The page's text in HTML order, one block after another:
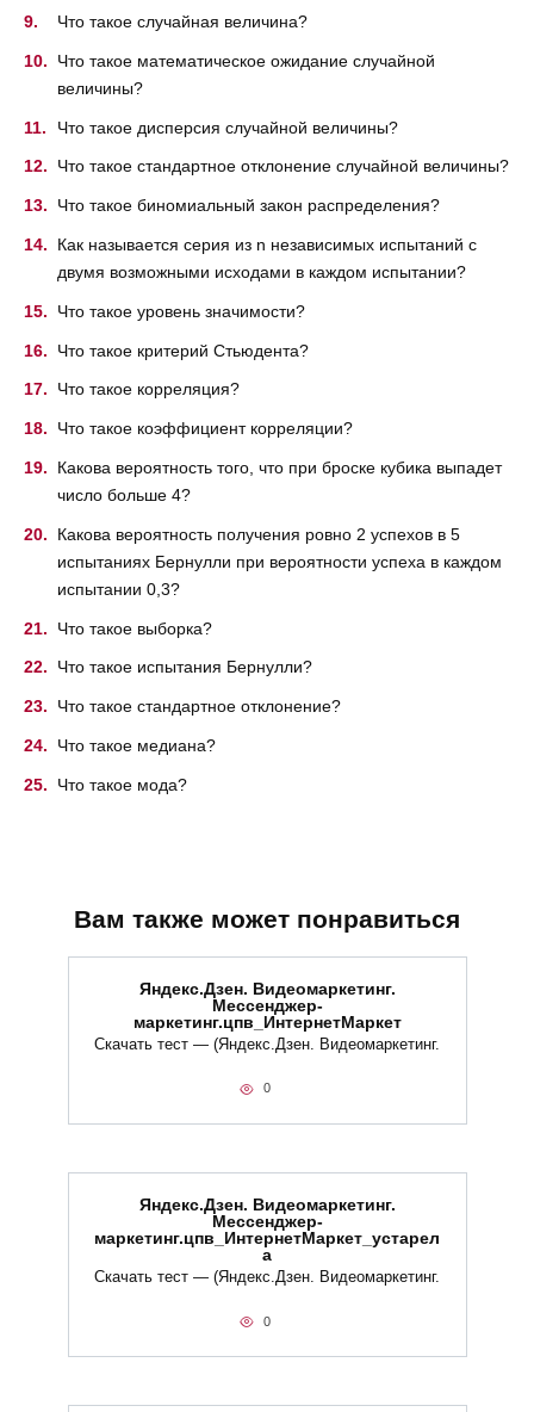
Что такое случайная величина?
Что такое математическое ожидание случайной
величины?
Что такое дисперсия случайной величины?
Что такое стандартное отклонение случайной величины?
Что такое биномиальный закон распределения?
Как называется серия из n независимых испытаний с
двумя возможными исходами в каждом испытании?
Что такое уровень значимости?
Что такое критерий Стьюдента?
Что такое корреляция?
Что такое коэффициент корреляции?
Какова вероятность того, что при броске кубика выпадет
число больше 4?
Какова вероятность получения ровно 2 успехов в 5
испытаниях Бернулли при вероятности успеха в каждом
испытании 0,3?
Что такое выборка?
Что такое испытания Бернулли?
Что такое стандартное отклонение?
Что такое медиана?
Что такое мода?
Вам также может понравиться
Яндекс.Дзен. Видеомаркетинг.
Мессенджер-
маркетинг.цпв_ИнтернетМаркет
Скачать тест — (Яндекс.Дзен. Видеомаркетинг.
0
Яндекс.Дзен. Видеомаркетинг.
Мессенджер-
маркетинг.цпв_ИнтернетМаркет_устарел
а
Скачать тест — (Яндекс.Дзен. Видеомаркетинг.
0